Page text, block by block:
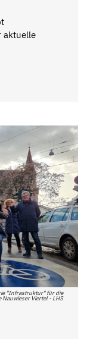
aktuelle
"Infrastruktur" für die
Nauwieser Viertel - LHS